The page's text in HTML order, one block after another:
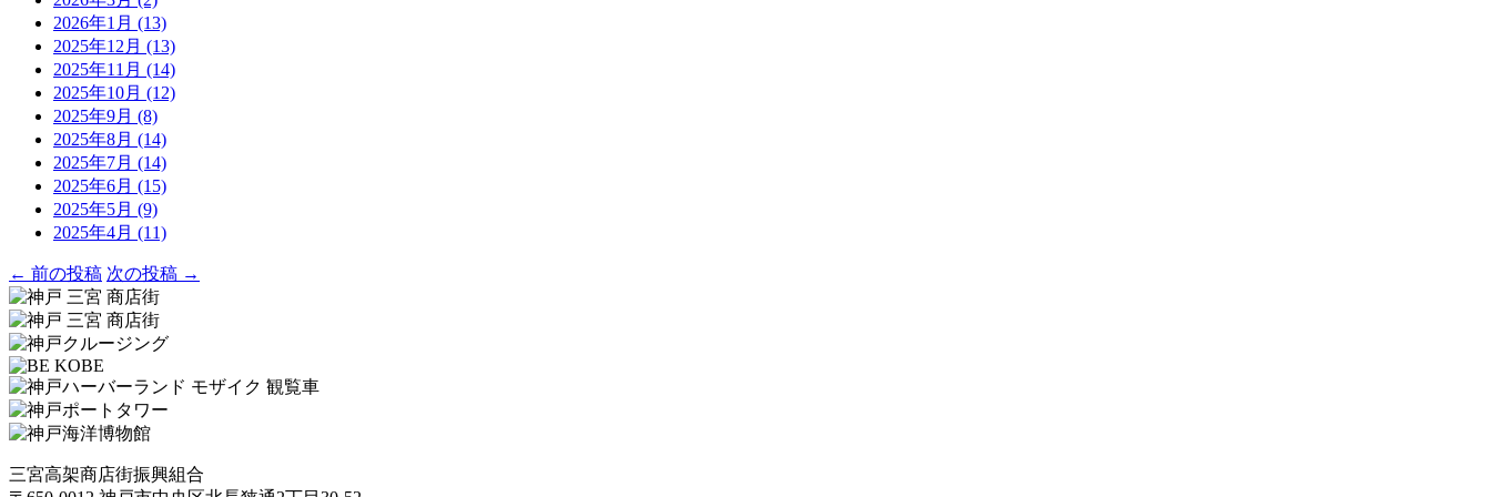
2026年1月 (13)
2025年12月 (13)
2025年11月 (14)
2025年10月 (12)
2025年9月 (8)
2025年8月 (14)
2025年7月 (14)
2025年6月 (15)
2025年5月 (9)
2025年4月 (11)
← 前の投稿 次の投稿 →
三宮高架商店街振興組合